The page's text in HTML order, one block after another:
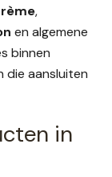
,
en algemene
binnen
die aansluiten
in